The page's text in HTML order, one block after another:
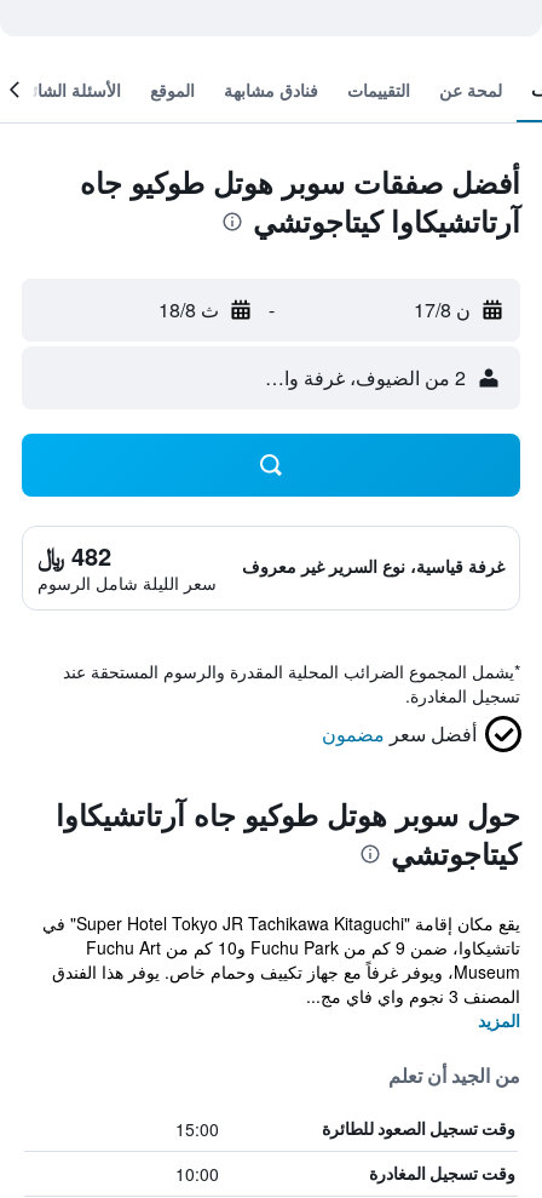
لمحة عن التقييمات فنادق مشابهة الموقع الأسئلة الشائعة
أفضل صفقات سوبر هوتل طوكيو جاه
آرتاتشيكاوا كيتاجوتشي
ن 17/8 - ث 18/8
2 من الضيوف، غرفة واحدة
غرفة قياسية، نوع السرير غير معروف 482 ﷼
سعر الليلة شامل الرسوم
*يشمل المجموع الضرائب المحلية المقدرة والرسوم المستحقة عند
تسجيل المغادرة.
أفضل سعر مضمون
حول سوبر هوتل طوكيو جاه آرتاتشيكاوا
كيتاجوتشي
يقع مكان إقامة "Super Hotel Tokyo JR Tachikawa Kitaguchi" في
تاتشيكاوا، ضمن 9 كم من Fuchu Park و10 كم من Fuchu Art
Museum، ويوفر غرفاً مع جهاز تكييف وحمام خاص. يوفر هذا الفندق
المصنف 3 نجوم واي فاي مج...
المزيد
من الجيد أن تعلم
وقت تسجيل الصعود للطائرة 15:00
وقت تسجيل المغادرة 10:00